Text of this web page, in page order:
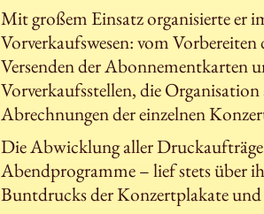
Mit großem Einsatz organisierte er
Vorverkaufswesen: vom
Versenden der Abonnementkarten
Vorverkaufsstellen, die
Abrechnungen der einzelnen
Die Abwicklung aller Druckaufträge
Abendprogramme – lief stets über
Buntdrucks der Konzertplakate